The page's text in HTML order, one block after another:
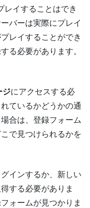
レイすることはでき
バーは実際にプレイ
レイすることができ
る必要があります。
ジにアクセスする必
ているかどうかの通
合は、登録フォーム
で見つけられるかを
インするか、新しい
する必要がありま
ォームが見つかりま